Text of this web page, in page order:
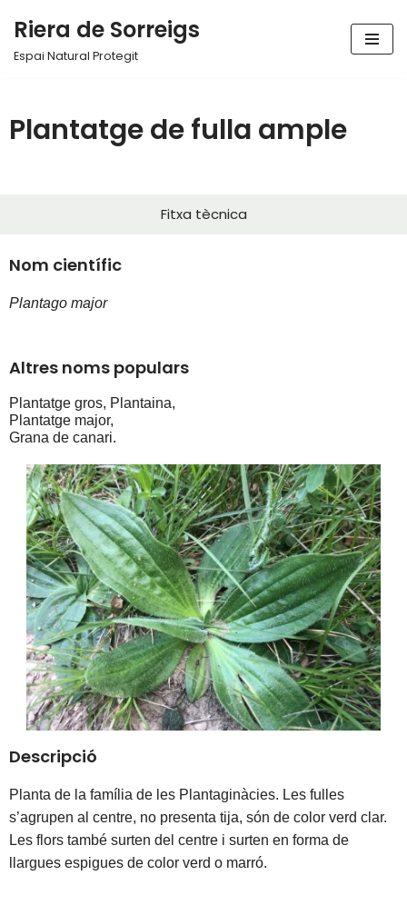
Vés
Riera de Sorreigs
Espai Natural Protegit
Plantatge de fulla ample
Fitxa tècnica
Nom científic
Plantago major
Altres noms populars
Plantatge gros, Plantaina,
Plantatge major,
Grana de canari.
Descripció
Planta de la família de les Plantaginàcies. Les fulles
s’agrupen al centre, no presenta tija, són de color verd clar.
Les flors també surten del centre i surten en forma de
llargues espigues de color verd o marró.